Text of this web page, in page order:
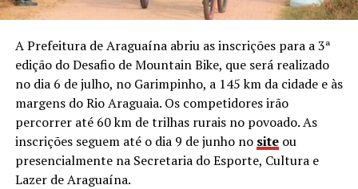
A Prefeitura de Araguaína abriu as inscrições para a 3ª
edição do Desafio de Mountain Bike, que será realizado
no dia 6 de julho, no Garimpinho, a 145 km da cidade e às
margens do Rio Araguaia. Os competidores irão
percorrer até 60 km de trilhas rurais no povoado. As
inscrições seguem até o dia 9 de junho no site ou
presencialmente na Secretaria do Esporte, Cultura e
Lazer de Araguaína.